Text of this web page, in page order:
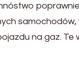
samochodów,
na gaz. Te